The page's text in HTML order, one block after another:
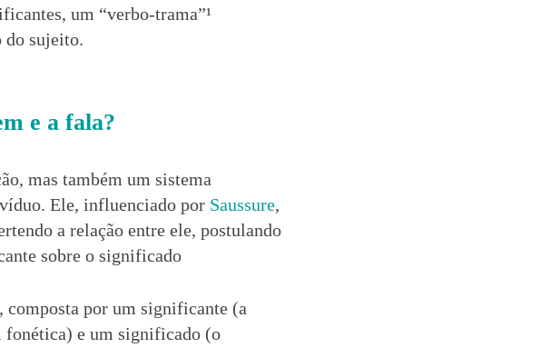
um “verbo-trama”¹
do sujeito.
e a fala?
mas também um sistema
Ele, influenciado por Saussure,
a relação entre ele, postulando
sobre o significado
composta por um significante (a
fonética) e um significado (o